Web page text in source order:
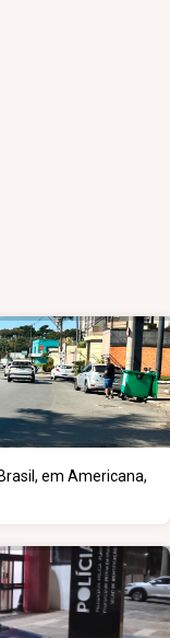
em Americana,